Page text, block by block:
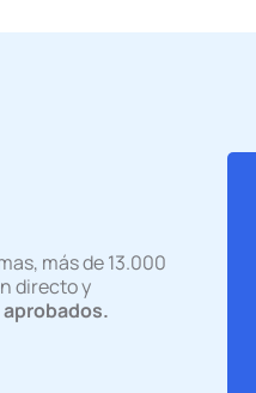
más de 13.000
directo y